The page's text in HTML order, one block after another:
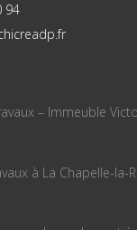
94
– Immeuble
à La Chapelle-la-